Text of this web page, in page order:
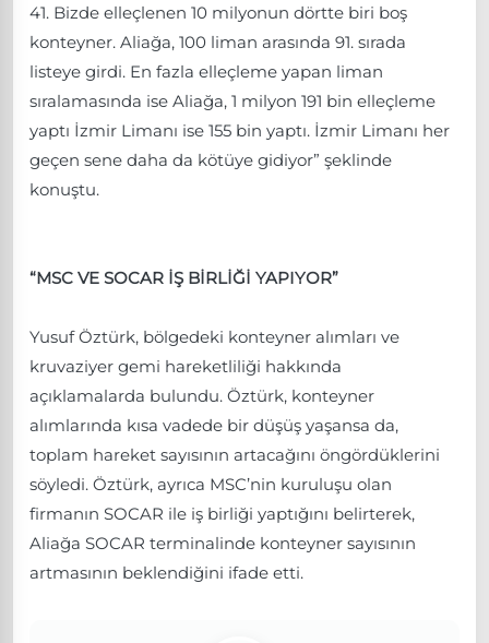
41. Bizde elleçlenen 10 milyonun dörtte biri boş
konteyner. Aliağa, 100 liman arasında 91. sırada
listeye girdi. En fazla elleçleme yapan liman
sıralamasında ise Aliağa, 1 milyon 191 bin elleçleme
yaptı İzmir Limanı ise 155 bin yaptı. İzmir Limanı her
geçen sene daha da kötüye gidiyor” şeklinde
konuştu.
“MSC VE SOCAR İŞ BİRLİĞİ YAPIYOR”
Yusuf Öztürk, bölgedeki konteyner alımları ve
kruvaziyer gemi hareketliliği hakkında
açıklamalarda bulundu. Öztürk, konteyner
alımlarında kısa vadede bir düşüş yaşansa da,
toplam hareket sayısının artacağını öngördüklerini
söyledi. Öztürk, ayrıca MSC’nin kuruluşu olan
firmanın SOCAR ile iş birliği yaptığını belirterek,
Aliağa SOCAR terminalinde konteyner sayısının
artmasının beklendiğini ifade etti.